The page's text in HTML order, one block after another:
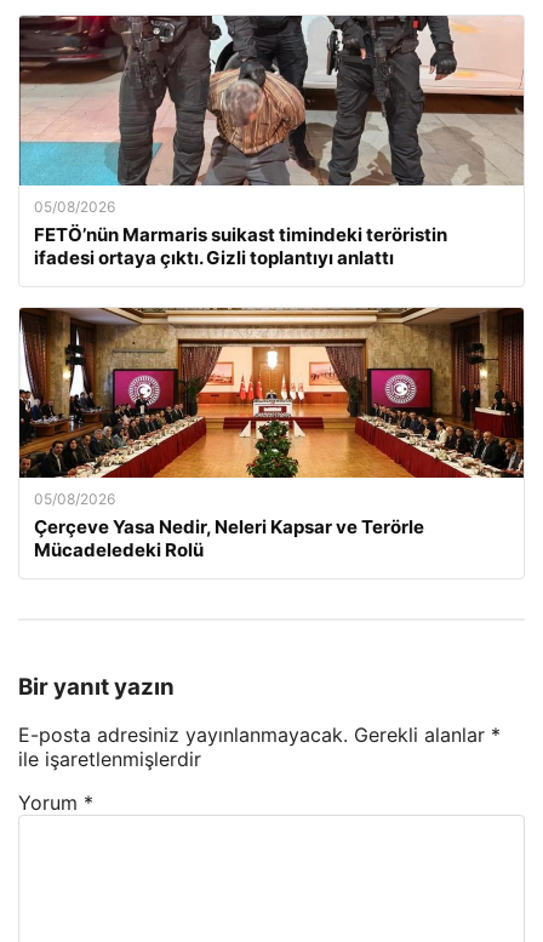
05/08/2026
FETÖ’nün Marmaris suikast timindeki teröristin
ifadesi ortaya çıktı. Gizli toplantıyı anlattı
05/08/2026
Çerçeve Yasa Nedir, Neleri Kapsar ve Terörle
Mücadeledeki Rolü
Bir yanıt yazın
E-posta adresiniz yayınlanmayacak. Gerekli alanlar *
ile işaretlenmişlerdir
Yorum *